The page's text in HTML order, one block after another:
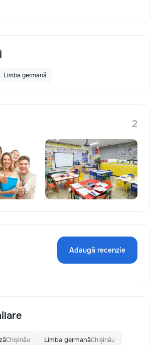
Limba germană
2
Adaugă recenzie
Chișinău Limba germanăChișinău